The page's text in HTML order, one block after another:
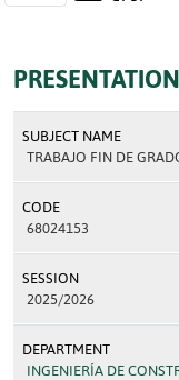
SUBJECT NAME
TRABAJO FIN DE
CODE
68024153
SESSION
2025/2026
DEPARTMENT
INGENIERÍA DE